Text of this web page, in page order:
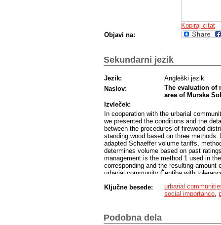
Kopiraj citat
Objavi na:
Sekundarni jezik
Jezik:
Angleški jezik
Naslov:
The evaluation of
area of Murska
Izvleček:
In cooperation with the urbarial
we presented the conditions and the
between the procedures of firewood
standing wood based on three
adapted Schaeffer volume tariffs,
determines volume based on past
management is the method 1 used in
corresponding and the resulting
urbarial community Čentiba with
management by comparing the
in Kobilje and the forest of the urbarial
Ključne besede:
urbarial
social importance
Podobna dela